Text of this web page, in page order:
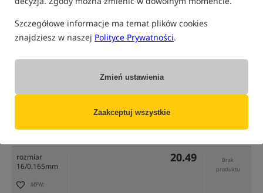
Szczegółowe informacje ma temat plików cookies
znajdziesz w naszej Polityce Prywatności.
Zmień ustawienia
Zaakceptuj wszystkie
(część opcji mogła zostać ukryta przez wybrany sposób filtrowania)
rozmiar
16/0.165mm
MPN:
20.49
Brak
produktu